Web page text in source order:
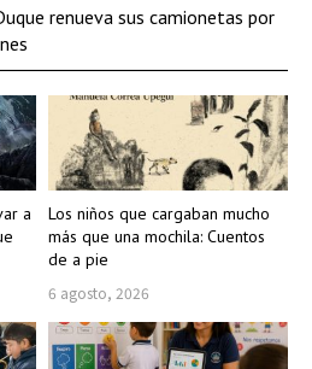
a
Los niños que cargaban mucho
más que una mochila: Cuentos
de a pie
6 agosto, 2026
renueva sus camionetas por